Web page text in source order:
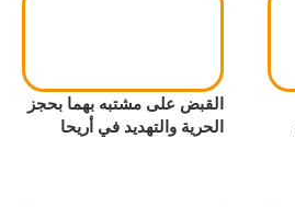
القبض على مشتبه بهما بحجز
الحرية والتهديد في أريحا